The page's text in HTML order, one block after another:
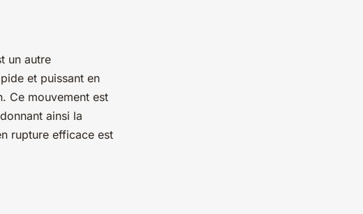
un autre
et puissant en
Ce mouvement est
ainsi la
rupture efficace est